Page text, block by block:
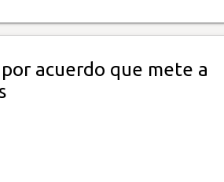
acuerdo que mete a